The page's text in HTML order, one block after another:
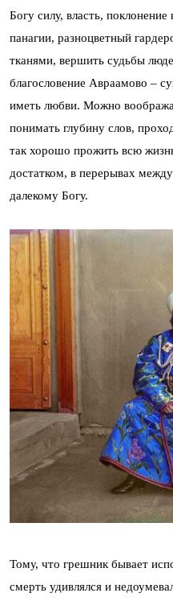
Богу силу, власть,
панагии, разноцветный
тканями, вершить судьбы
благословение Авраамово –
иметь любви. Можно
понимать глубину слов,
так хорошо прожить всю
достатком, в перерывах
далекому Богу.
Тому, что грешник бывает
смерть удивлялся и